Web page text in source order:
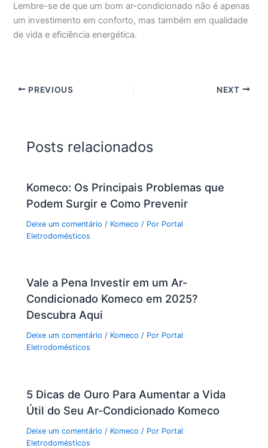
Lembre-se de que um bom ar-condicionado não é apenas
um investimento em conforto, mas também em qualidade
de vida e eficiência energética.
PREVIOUS NEXT
Posts relacionados
Komeco: Os Principais Problemas que
Podem Surgir e Como Prevenir
Deixe um comentário / Komeco / Por Portal
Eletrodomésticos
Vale a Pena Investir em um Ar-
Condicionado Komeco em 2025?
Descubra Aqui
Deixe um comentário / Komeco / Por Portal
Eletrodomésticos
5 Dicas de Ouro Para Aumentar a Vida
Útil do Seu Ar-Condicionado Komeco
Deixe um comentário / Komeco / Por Portal
Eletrodomésticos